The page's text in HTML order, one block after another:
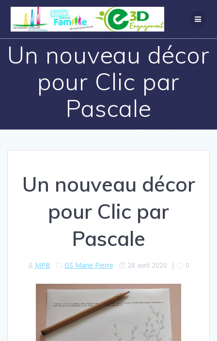
Un nouveau décor
pour Clic par
Pascale
Un nouveau décor
pour Clic par
Pascale
MPB GS Marie Pierre 28 avril 2020 | 0